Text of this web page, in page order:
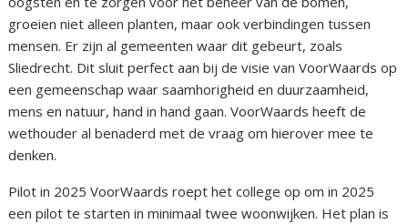
groeien niet alleen planten, maar ook verbindingen tussen
mensen. Er zijn al gemeenten waar dit gebeurt, zoals
Sliedrecht. Dit sluit perfect aan bij de visie van VoorWaards op
een gemeenschap waar saamhorigheid en duurzaamheid,
mens en natuur, hand in hand gaan. VoorWaards heeft de
wethouder al benaderd met de vraag om hierover mee te
denken.
Pilot in 2025 VoorWaards roept het college op om in 2025
een pilot te starten in minimaal twee woonwijken. Het plan is